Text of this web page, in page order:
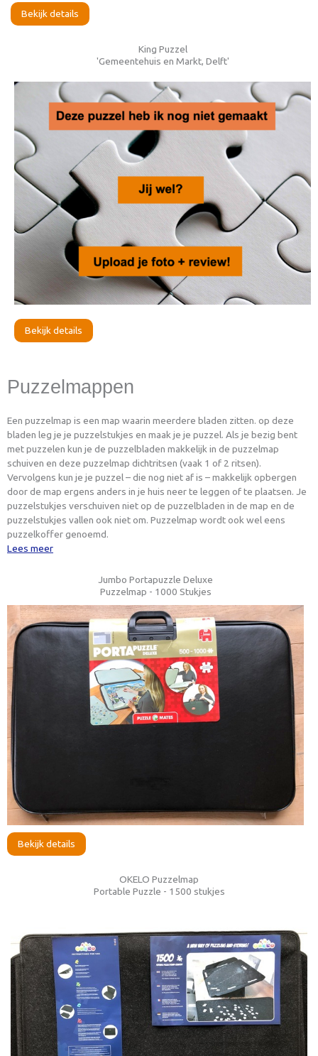
Bekijk details
King Puzzel
'Gemeentehuis en Markt, Delft'
Bekijk details
Puzzelmappen
Een puzzelmap is een map waarin meerdere bladen zitten. op deze
bladen leg je je puzzelstukjes en maak je je puzzel. Als je bezig bent
met puzzelen kun je de puzzelbladen makkelijk in de puzzelmap
schuiven en deze puzzelmap dichtritsen (vaak 1 of 2 ritsen).
Vervolgens kun je je puzzel – die nog niet af is – makkelijk opbergen
door de map ergens anders in je huis neer te leggen of te plaatsen. Je
puzzelstukjes verschuiven niet op de puzzelbladen in de map en de
puzzelstukjes vallen ook niet om. Puzzelmap wordt ook wel eens
puzzelkoffer genoemd.
Lees meer
Jumbo Portapuzzle Deluxe
Puzzelmap - 1000 Stukjes
Bekijk details
OKELO Puzzelmap
Portable Puzzle - 1500 stukjes